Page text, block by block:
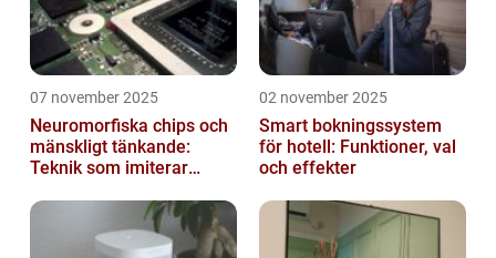
07 november 2025
Neuromorfiska chips och
mänskligt tänkande:
Teknik som imiterar
02 november 2025
Smart bokningssystem
för hotell: Funktioner, val
och effekter